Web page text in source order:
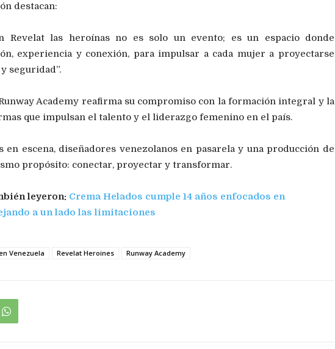
destacan:
Revelat las heroínas no es solo un evento; es un espacio donde
experiencia y conexión, para impulsar a cada mujer a proyectarse
seguridad”.
Academy reafirma su compromiso con la formación integral y la
que impulsan el talento y el liderazgo femenino en el país.
en escena, diseñadores venezolanos en pasarela y una producción de
propósito: conectar, proyectar y transformar.
leyeron: Crema Helados cumple 14 años enfocados en
a un lado las limitaciones
Venezuela Revelat Heroines Runway Academy